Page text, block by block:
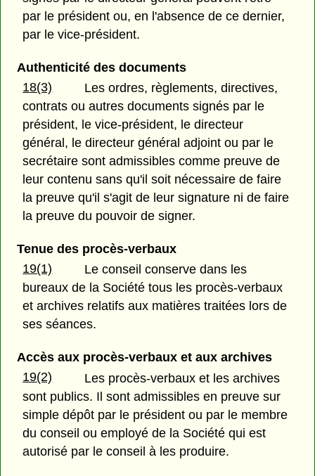
par le président ou, en l'absence de ce dernier,
par le vice-président.
Authenticité des documents
18(3)
Les ordres, règlements, directives,
contrats ou autres documents signés par le
président, le vice-président, le directeur
général, le directeur général adjoint ou par le
secrétaire sont admissibles comme preuve de
leur contenu sans qu'il soit nécessaire de faire
la preuve qu'il s'agit de leur signature ni de faire
la preuve du pouvoir de signer.
Tenue des procès-verbaux
19(1)
Le conseil conserve dans les
bureaux de la Société tous les procès-verbaux
et archives relatifs aux matières traitées lors de
ses séances.
Accès aux procès-verbaux et aux archives
19(2)
Les procès-verbaux et les archives
sont publics. Il sont admissibles en preuve sur
simple dépôt par le président ou par le membre
du conseil ou employé de la Société qui est
autorisé par le conseil à les produire.